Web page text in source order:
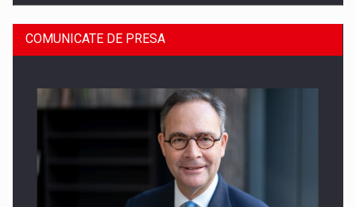
SAPTE PERSONALITATI DIN MEDIUL DE AFACERI, ACADEMIC
COMUNICATE DE PRESA